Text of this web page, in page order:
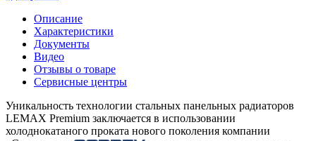
Описание
Характеристики
Документы
Видео
Отзывы о товаре
Сервисные центры
Уникальность технологии стальных панельных радиаторов
LEMAX Premium заключается в использовании
холоднокатаного проката нового поколения компании